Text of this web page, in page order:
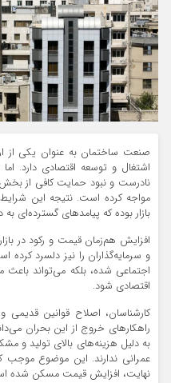
صنعت ساختمان به عنوان یکی از
اشتغال و توسعه اقتصادی دارد.
نادرست و نبود حمایت کافی از
مواجه کرده است. نتیجه این
بازار بوده که پیامدهای گسترده‌ای به
افزایش هم‌زمان قیمت و رکود در
و سرمایه‌گذاران را نیز دلسرد
اجتماعی شده، بلکه می‌تواند
اقتصادی شود.
کارشناسان، اصلاح قوانین قدیمی
راهکارهای خروج از این بحران
به دلیل هزینه‌های بالای تولید و
عمرانی ندارند. این موضوع
نهایت، افزایش قیمت مسکن شده